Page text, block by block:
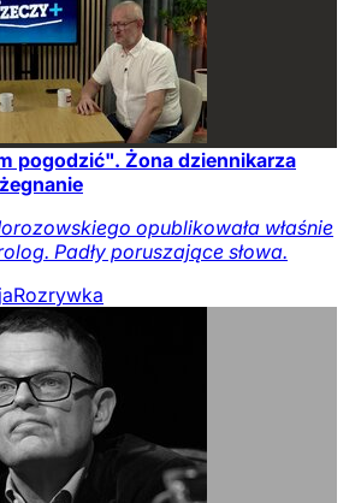
pogodzić". Żona dziennikarza
opublikowała właśnie
Padły poruszające słowa.
Rozrywka